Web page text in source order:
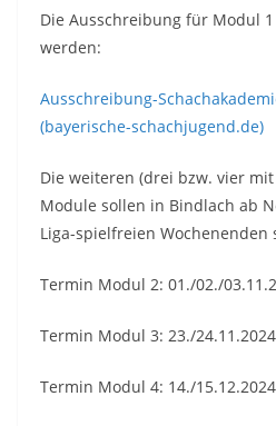
Die Ausschreibung für Modul
werden:
Ausschreibung-
(bayerische-schachjugend.de)
Die weiteren (drei bzw. vier
Module sollen in Bindlach ab
Liga-spielfreien Wochenenden
Termin Modul 2: 01./02./
Termin Modul 3: 23./24.11.2024
Termin Modul 4: 14./15.12.2024